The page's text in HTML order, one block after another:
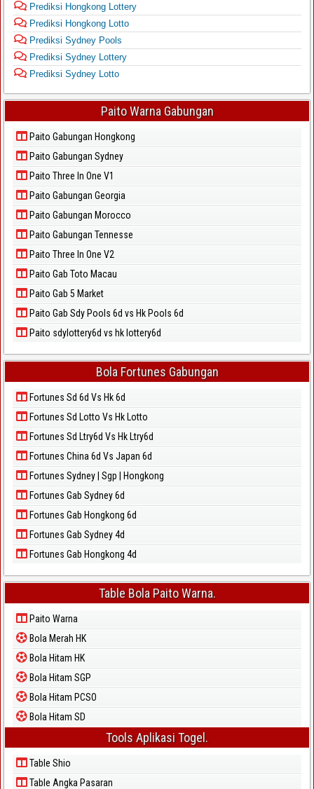
Prediksi Hongkong Lottery
Prediksi Hongkong Lotto
Prediksi Sydney Pools
Prediksi Sydney Lottery
Prediksi Sydney Lotto
Paito Warna Gabungan
Paito Gabungan Hongkong
Paito Gabungan Sydney
Paito Three In One V1
Paito Gabungan Georgia
Paito Gabungan Morocco
Paito Gabungan Tennesse
Paito Three In One V2
Paito Gab Toto Macau
Paito Gab 5 Market
Paito Gab Sdy Pools 6d vs Hk Pools 6d
Paito sdylottery6d vs hk lottery6d
Bola Fortunes Gabungan
Fortunes Sd 6d Vs Hk 6d
Fortunes Sd Lotto Vs Hk Lotto
Fortunes Sd Ltry6d Vs Hk Ltry6d
Fortunes China 6d Vs Japan 6d
Fortunes Sydney | Sgp | Hongkong
Fortunes Gab Sydney 6d
Fortunes Gab Hongkong 6d
Fortunes Gab Sydney 4d
Fortunes Gab Hongkong 4d
Table Bola Paito Warna.
Paito Warna
Bola Merah HK
Bola Hitam HK
Bola Hitam SGP
Bola Hitam PCSO
Bola Hitam SD
Tools Aplikasi Togel.
Table Shio
Table Angka Pasaran